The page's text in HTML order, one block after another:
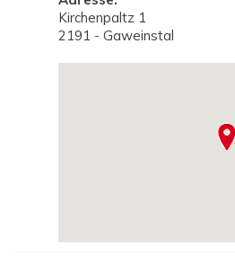
Kirchenpaltz 1
2191 - Gaweinstal